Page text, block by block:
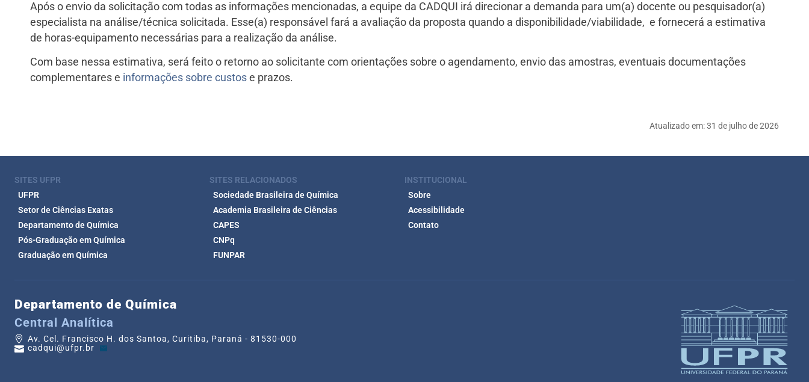
Após o envio da solicitação com todas as informações mencionadas, a equipe da CADQUI irá direcionar a demanda para um(a) docente ou pesquisador(a)
especialista na análise/técnica solicitada. Esse(a) responsável fará a avaliação da proposta quando a disponibilidade/viabilidade, e fornecerá a estimativa
de horas-equipamento necessárias para a realização da análise.
Com base nessa estimativa, será feito o retorno ao solicitante com orientações sobre o agendamento, envio das amostras, eventuais documentações
complementares e informações sobre custose prazos.
Atualizado em:31 de julho de 2026
SITES UFPR
UFPR
Setor de Ciências Exatas
Departamento de Química
Pós-Graduação em Química
Graduação em Química
SITES RELACIONADOS
Sociedade Brasileira de Química
Academia Brasileira de Ciências
CAPES
CNPq
FUNPAR
INSTITUCIONAL
Sobre
Acessibilidade
Contato
Departamento de Química
Central Analítica
Av. Cel. Francisco H. dos Santoa, Curitiba, Paraná - 81530-000
cadqui@ufpr.br